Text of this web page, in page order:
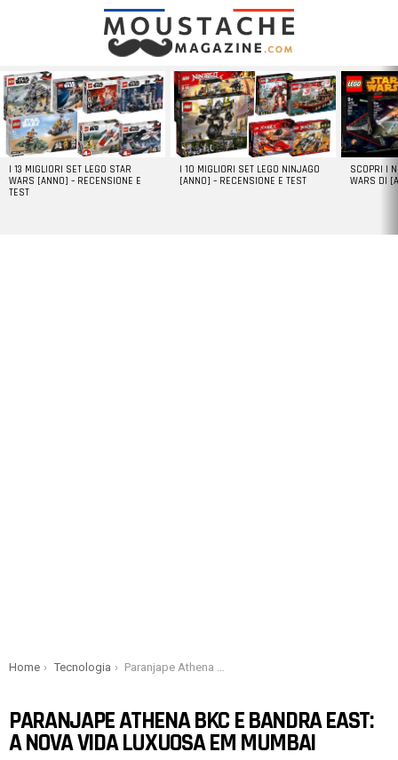
LATEST
STORIES
I 13 MIGLIORI SET LEGO STAR
WARS [ANNO] – RECENSIONE E
TEST
I 10 MIGLIORI SET LEGO NINJAGO
[ANNO] – RECENSIONE E TEST
SCOPRI I
WARS DI
You are here:
Home Tecnologia Paranjape Athena BKC e Bandra East: a nova vida luxuosa em Mumbai
PARANJAPE ATHENA BKC E BANDRA EAST:
A NOVA VIDA LUXUOSA EM MUMBAI